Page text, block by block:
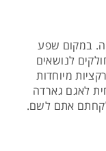
במקום שפע
לנושאים
מיוחדות
לאגם גארדה
אתם לשם.